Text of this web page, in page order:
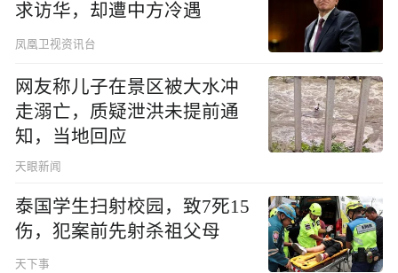
求访华，却遭中方冷遇
凤凰卫视资讯台
网友称儿子在景区被大水冲
走溺亡，质疑泄洪未提前通
知，当地回应
天眼新闻
泰国学生扫射校园，致7死15
伤，犯案前先射杀祖父母
天下事